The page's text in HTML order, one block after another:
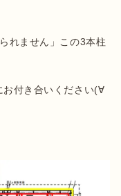
れません」この3本柱
お付き合いください(∀